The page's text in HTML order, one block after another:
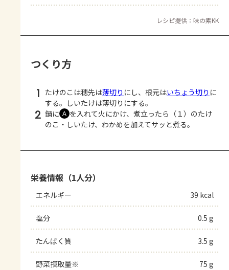
レシピ提供：味の素KK
つくり方
1 たけのこは穂先は薄切り にし、根元はいちょう切り に
する。しいたけは薄切りにする。
2 鍋に Ａ を入れて火にかけ、煮立ったら（１）のたけ
のこ・しいたけ、わかめを加えてサッと煮る。
栄養情報（1人分）
エネルギー 39 kcal
塩分 0.5 g
たんぱく質 3.5 g
野菜摂取量※ 75 g